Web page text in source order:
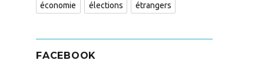
économie élections étrangers
FACEBOOK